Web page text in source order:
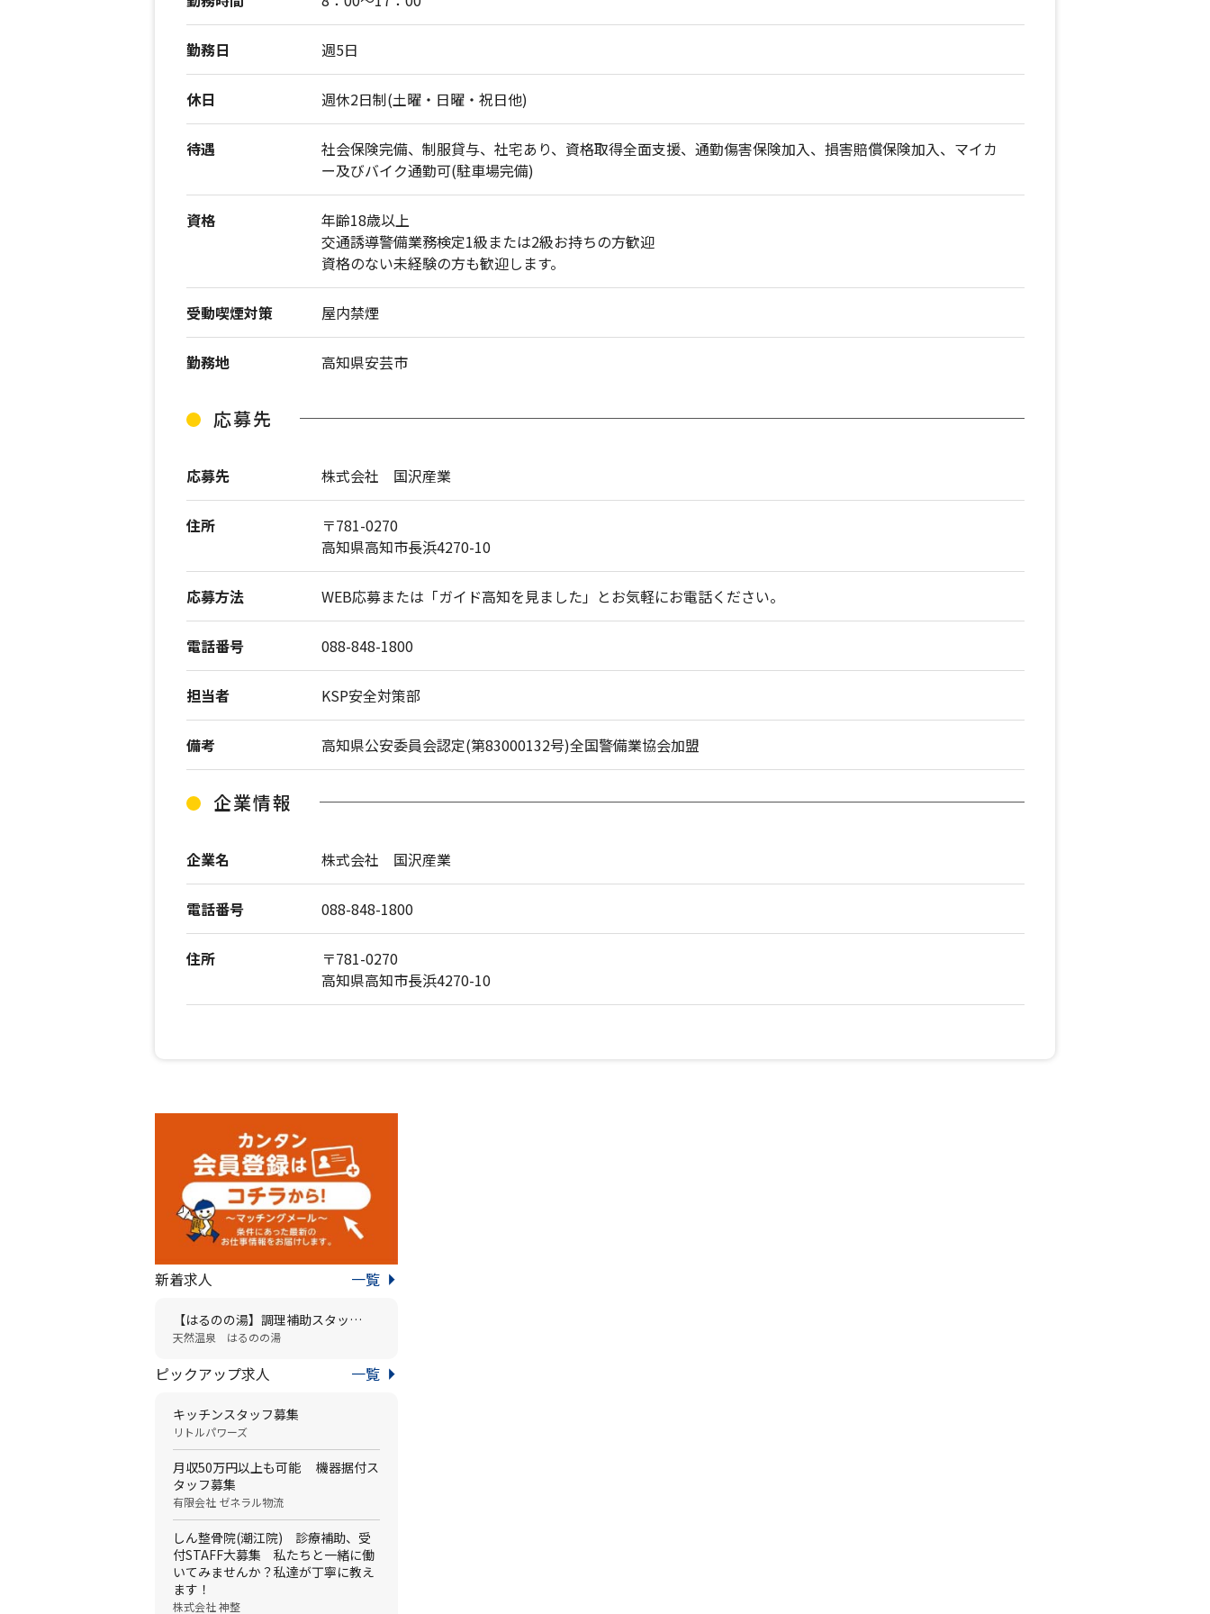
勤務日 週5日
休日 週休2日制(土曜・日曜・祝日他)
待遇
社会保険完備、制服貸与、社宅あり、資格取得全面支援、通勤傷害保険加入、損害賠償保険加入、マイカ
ー及びバイク通勤可(駐車場完備)
資格
年齢18歳以上
交通誘導警備業務検定1級または2級お持ちの方歓迎
資格のない未経験の方も歓迎します。
受動喫煙対策 屋内禁煙
勤務地 高知県安芸市
応募先
応募先 株式会社 国沢産業
住所
〒781-0270
高知県高知市長浜4270-10
応募方法 WEB応募または「ガイド高知を見ました」とお気軽にお電話ください。
電話番号 088-848-1800
担当者 KSP安全対策部
備考 高知県公安委員会認定(第83000132号)全国警備業協会加盟
企業情報
企業名 株式会社 国沢産業
電話番号 088-848-1800
住所
〒781-0270
高知県高知市長浜4270-10
新着求人
【はるのの湯】調理補助スタッ…
天然温泉 はるのの湯
一覧
ピックアップ求人
キッチンスタッフ募集
リトルパワーズ
月収50万円以上も可能 機器据付ス
タッフ募集
有限会社 ゼネラル物流
しん整骨院(潮江院) 診療補助、受
付STAFF大募集 私たちと一緒に働
いてみませんか？私達が丁寧に教え
ます！
株式会社 神整
一覧